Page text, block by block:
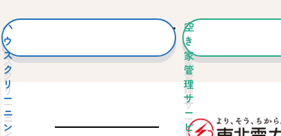
ハ
ウ
ス
ク
リ
ー
ニ
ン
空
き
家
管
理
サ
ー
ビ